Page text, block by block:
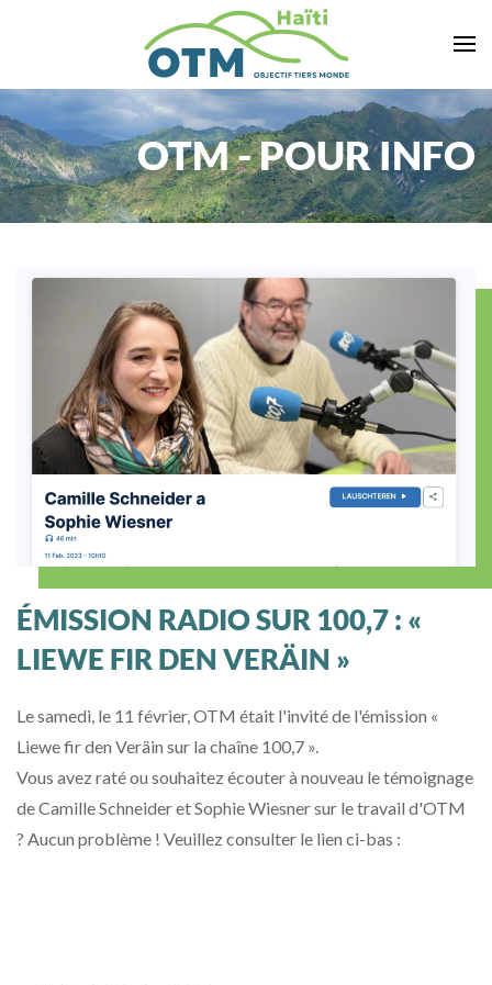
Accéder au contenu principal
OTM - POUR INFO
ÉMISSION RADIO SUR 100,7 : «
LIEWE FIR DEN VERÄIN »
Le samedi, le 11 février, OTM était l'invité de l'émission «
Liewe fir den Veräin sur la chaîne 100,7 ».
Vous avez raté ou souhaitez écouter à nouveau le témoignage
de Camille Schneider et Sophie Wiesner sur le travail d'OTM
? Aucun problème ! Veuillez consulter le lien ci-bas :